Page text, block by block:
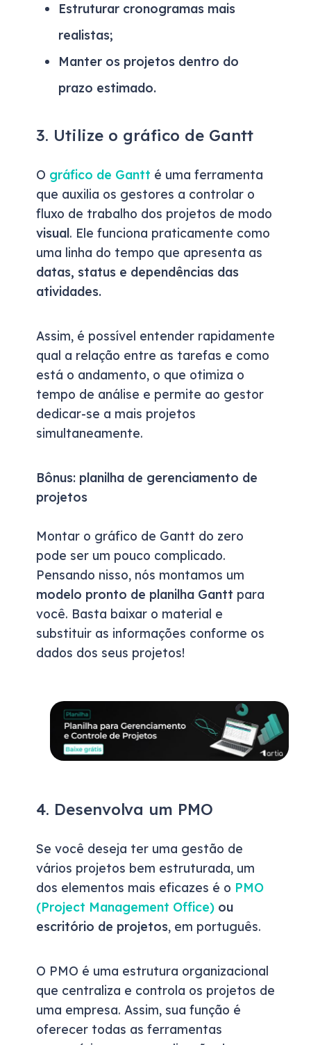
Estruturar cronogramas mais
realistas;
Manter os projetos dentro do
prazo estimado.
3. Utilize o gráfico de Gantt
O gráfico de Gantt é uma ferramenta
que auxilia os gestores a controlar o
fluxo de trabalho dos projetos de modo
visual. Ele funciona praticamente como
uma linha do tempo que apresenta as
datas, status e dependências das
atividades.
Assim, é possível entender rapidamente
qual a relação entre as tarefas e como
está o andamento, o que otimiza o
tempo de análise e permite ao gestor
dedicar-se a mais projetos
simultaneamente.
Bônus: planilha de gerenciamento de
projetos
Montar o gráfico de Gantt do zero
pode ser um pouco complicado.
Pensando nisso, nós montamos um
modelo pronto de planilha Gantt para
você. Basta baixar o material e
substituir as informações conforme os
dados dos seus projetos!
4. Desenvolva um PMO
Se você deseja ter uma gestão de
vários projetos bem estruturada, um
dos elementos mais eficazes é o PMO
(Project Management Office) ou
escritório de projetos, em português.
O PMO é uma estrutura organizacional
que centraliza e controla os projetos de
uma empresa. Assim, sua função é
oferecer todas as ferramentas